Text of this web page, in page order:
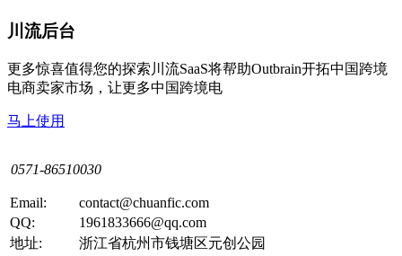
川流后台
更多惊喜值得您的探索川流SaaS将帮助Outbrain开拓中国跨境
电商卖家市场，让更多中国跨境电
马上使用
0571-86510030
Email:
contact@chuanfic.com
QQ:
1961833666@qq.com
地址:
浙江省杭州市钱塘区元创公园